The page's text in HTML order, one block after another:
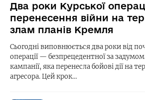
Два роки Курської
перенесення війни на
злам планів Кремля
Сьогодні виповнюється два роки від
операції — безпрецедентної за
кампанії, яка перенесла бойові дії на
агресора. Цей крок…